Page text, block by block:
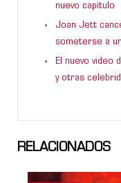
nuevo capítulo
Joan Jett
someterse a
El nuevo video
y otras
RELACIONADOS